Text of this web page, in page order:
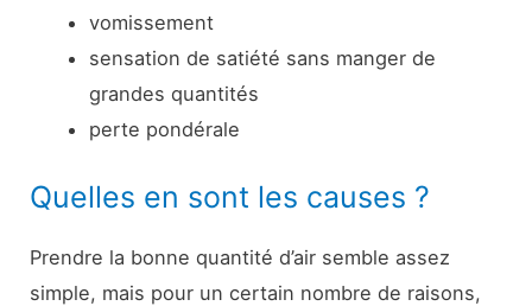
vomissement
sensation de satiété sans manger de
grandes quantités
perte pondérale
Quelles en sont les causes ?
Prendre la bonne quantité d’air semble assez
simple, mais pour un certain nombre de raisons,